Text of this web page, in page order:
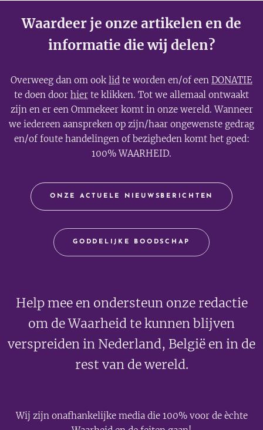
Waardeer je onze artikelen en de
informatie die wij delen?
Overweeg dan om ooklid te worden en/of een DONATIE
te doen door hier te klikken. Tot we allemaal ontwaakt
zijn en er een Ommekeer komt in onze wereld. Wanneer
we iedereen aanspreken op zijn/haar ongewenste gedrag
en/of foute handelingen of bezigheden komt het goed:
100% WAARHEID.
ONZE ACTUELE NIEUWSBERICHTEN
GODDELIJKE BOODSCHAP
Help mee en ondersteun onze redactie
om de Waarheid te kunnen blijven
verspreiden in Nederland, België en in de
rest van de wereld.
Wij zijn onafhankelijke media die 100% voor de èchte